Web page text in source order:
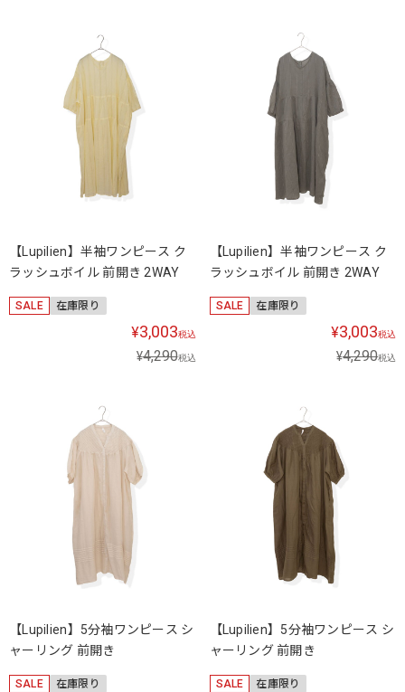
【Lupilien】半袖ワンピース ク
ラッシュボイル 前開き 2WAY
SALE 在庫限り
¥3,003税込
¥4,290税込
【Lupilien】半袖ワンピース ク
ラッシュボイル 前開き 2WAY
SALE 在庫限り
¥3,003税込
¥4,290税込
【Lupilien】5分袖ワンピース シ
ャーリング 前開き
SALE 在庫限り
【Lupilien】5分袖ワンピース シ
ャーリング 前開き
SALE 在庫限り